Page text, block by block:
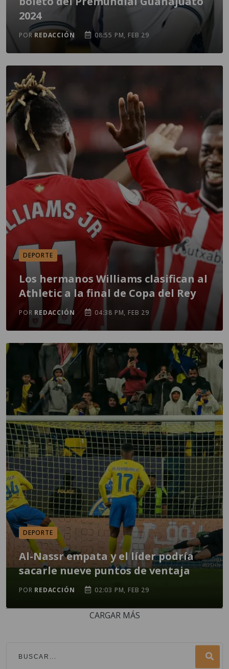
2024
PORREDACCIÓN 08:55 PM, FEB 29
DEPORTE
Los hermanos Williams clasifican al
Athletic a la final de Copa del Rey
POR REDACCIÓN 04:38 PM, FEB 29
DEPORTE
Al-Nassr empata y el líder podría
sacarle nueve puntos de ventaja
POR REDACCIÓN 02:03 PM, FEB 29
CARGAR MÁS